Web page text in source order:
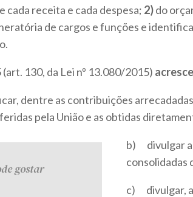
cada receita e cada despesa; 2)do
de cargos e funções e
130, da Lei nº 13.080/2015)
dentre as contribuições
pela União e as obtidas
gostar
b) divulgar
consolidadas
c) divulgar,